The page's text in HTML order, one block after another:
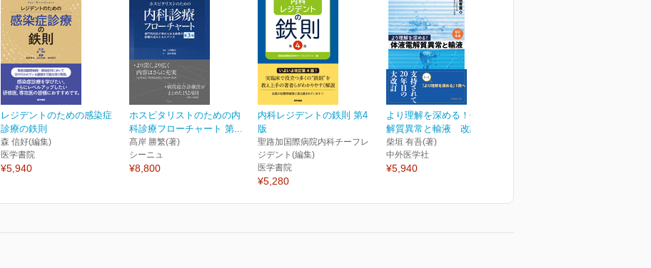
レジデントのための感染症
診療の鉄則
森 信好(編集)
医学書院
¥5,940
ホスピタリストのための内
科診療フローチャート 第...
髙岸 勝繁(著)
シーニュ
¥8,800
内科レジデントの鉄則 第4
版
聖路加国際病院内科チーフレ
ジデント(編集)
医学書院
¥5,280
より理解を深める！体液電
解質異常と輸液 改訂4版
柴垣 有吾(著)
中外医学社
¥5,940